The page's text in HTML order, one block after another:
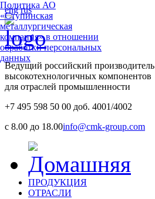
eng rus
Ведущий российский производитель
высокотехнологичных компонентов
для отраслей промышленности
+7 495 598 50 00 доб. 4001/4002
с 8.00 до 18.00info@cmk-group.com
ПРОДУКЦИЯ
ОТРАСЛИ
Политика АО
«Ступинская
металлургическая
компания» в отношении
обработки персональных
данных